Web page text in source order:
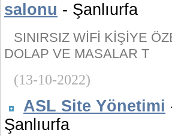
salonu - Şanlıurfa
SINIRSIZ WİFİ KİŞİYE
DOLAP VE MASALAR T
(13-10-2022)
ASL Site Yönetimi
Şanlıurfa